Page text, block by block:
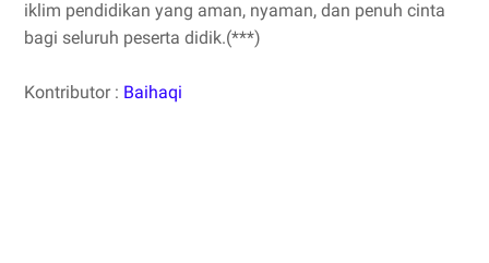
iklim pendidikan yang aman, nyaman, dan penuh cinta
bagi seluruh peserta didik.(***)
Kontributor : Baihaqi